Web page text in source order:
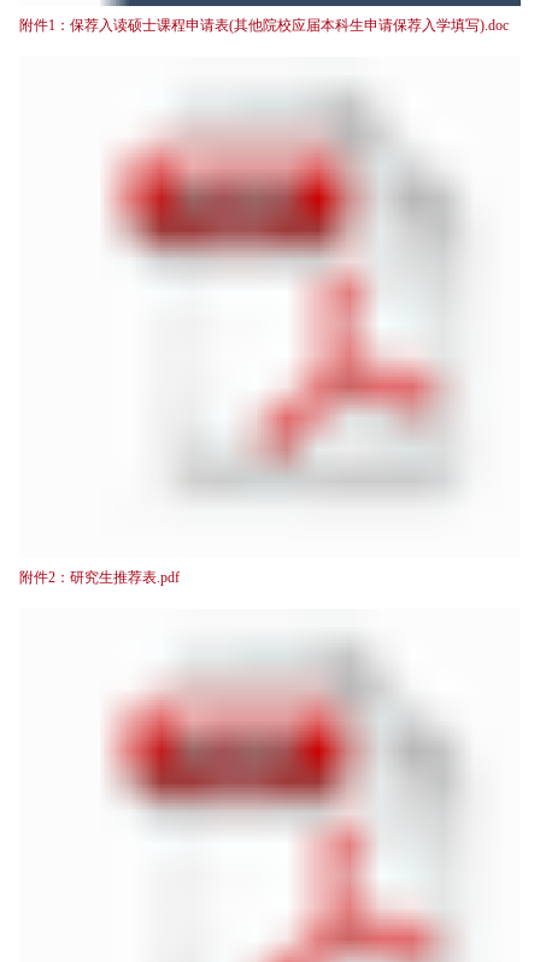
附件1：保荐入读硕士课程申请表(其他院校应届本科生申请保荐入学填写).doc
附件2：研究生推荐表.pdf